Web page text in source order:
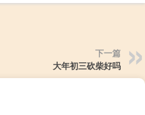
下一篇
大年初三砍柴好吗